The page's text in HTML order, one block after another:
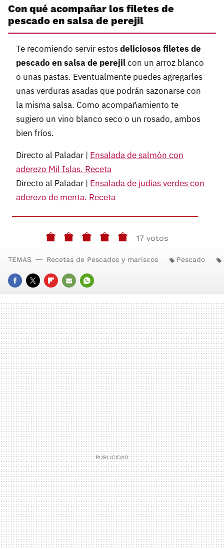
Con qué acompañar los filetes de
pescado en salsa de perejil
Te recomiendo servir estosdeliciosos filetes de
pescado en salsa de perejilcon un arroz blanco
o unas pastas. Eventualmente puedes agregarles
unas verduras asadas que podrán sazonarse con
la misma salsa. Como acompañamiento te
sugiero un vino blanco seco o un rosado, ambos
bien fríos.
Directo al Paladar | Ensalada de salmón con
aderezo Mil Islas. Receta
Directo al Paladar | Ensalada de judías verdes con
aderezo de menta. Receta
17 votos
FACEBOOK
TWITTERFLIPBOARD
E-
MAIL
WHATSAPP
TEMAS Recetas de Pescados y mariscos Pescado